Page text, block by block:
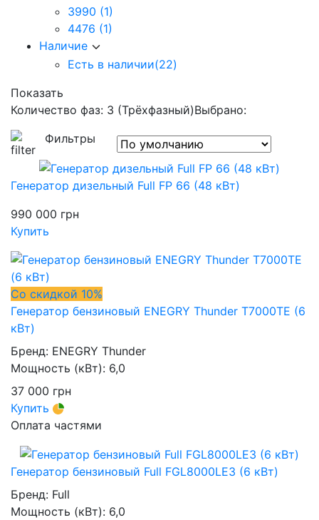
3990 (1)
4476 (1)
Наличие
Есть в наличии(22)
Показать
Количество фаз: 3 (Трёхфазный)Выбрано:
Фильтры
Генератор дизельный Full FP 66 (48 кВт)
990 000 грн
Купить
Со скидкой 10%
Генератор бензиновый ENEGRY Thunder T7000TE (6
кВт)
Бренд: ENEGRY Thunder
Мощность (кВт): 6,0
37 000 грн
Купить
Оплата частями
Генератор бензиновый Full FGL8000LE3 (6 кВт)
Бренд: Full
Мощность (кВт): 6,0